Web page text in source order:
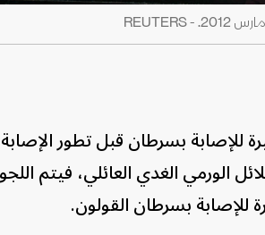
للإصابة بسرطان قبل تطور
الورمي الغدي العائلي، فيتم
للإصابة بسرطان القولون.